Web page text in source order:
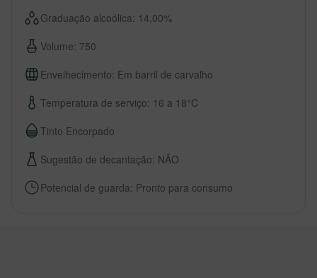
Graduação alcoólica: 14,00%
Volume: 750
Envelhecimento: Em barril de carvalho
Temperatura de serviço: 16 a 18°C
Tinto Encorpado
Sugestão de decantação: NÃO
Potencial de guarda: Pronto para consumo